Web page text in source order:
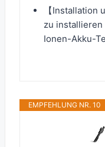
【Installation
zu
Ionen-Akku-
EMPFEHLUNG NR. 10